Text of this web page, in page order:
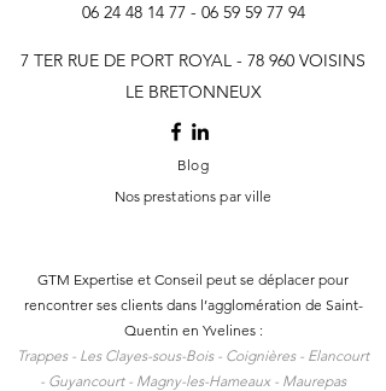
06 24 48 14 77 - 06 59 5977 94
7 TER RUE DE PORT ROYAL - 78 960 VOISINS
LE BRETONNEUX
Blog
Nos prestations par ville
GTM Expertise et Conseil peut se déplacer pour
rencontrer ses clients dans l’agglomération de Saint-
Quentin en Yvelines :
Trappes - Les Clayes-sous-Bois - Coignières - Elancourt
- Guyancourt - Magny-les-Hameaux - Maurepas